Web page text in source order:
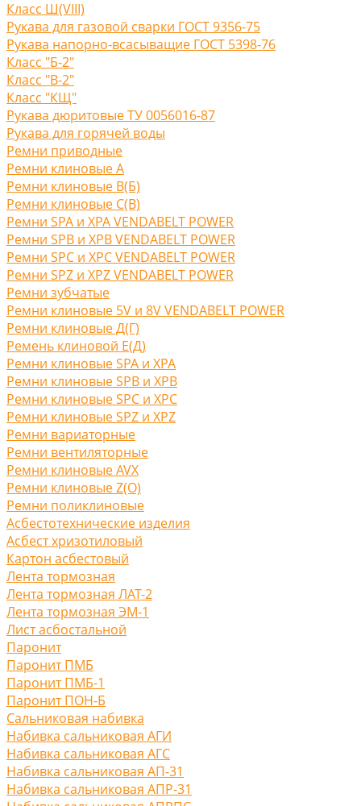
Класс Ш(VIII)
Рукава для газовой сварки ГОСТ 9356-75
Рукава напорно-всасыващие ГОСТ 5398-76
Класс "Б-2"
Класс "В-2"
Класс "КЩ"
Рукава дюритовые ТУ 0056016-87
Рукава для горячей воды
Ремни приводные
Ремни клиновые A
Ремни клиновые В(Б)
Ремни клиновые С(B)
Ремни SPA и XPA VENDABELT POWER
Ремни SPB и XPB VENDABELT POWER
Ремни SPC и XPC VENDABELT POWER
Ремни SPZ и XPZ VENDABELT POWER
Ремни зубчатые
Ремни клиновые 5V и 8V VENDABELT POWER
Ремни клиновые Д(Г)
Ремень клиновой Е(Д)
Ремни клиновые SPA и XPA
Ремни клиновые SPB и XPB
Ремни клиновые SPC и XPC
Ремни клиновые SPZ и XPZ
Ремни вариаторные
Ремни вентиляторные
Ремни клиновые AVX
Ремни клиновые Z(O)
Ремни поликлиновые
Асбестотехнические изделия
Асбест хризотиловый
Картон асбестовый
Лента тормозная
Лента тормозная ЛАТ-2
Лента тормозная ЭМ-1
Лист асбостальной
Паронит
Паронит ПМБ
Паронит ПМБ-1
Паронит ПОН-Б
Сальниковая набивка
Набивка сальниковая АГИ
Набивка сальниковая АГС
Набивка сальниковая АП-31
Набивка сальниковая АПР-31